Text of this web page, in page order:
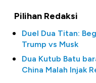
Pilihan Redaksi
Duel Dua Titan:
Trump vs Musk
Dua Kutub Batu
China Malah Injak